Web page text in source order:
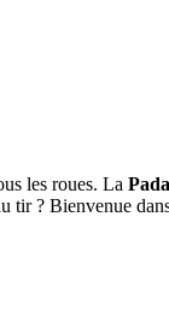
les roues. La
tir ? Bienvenue